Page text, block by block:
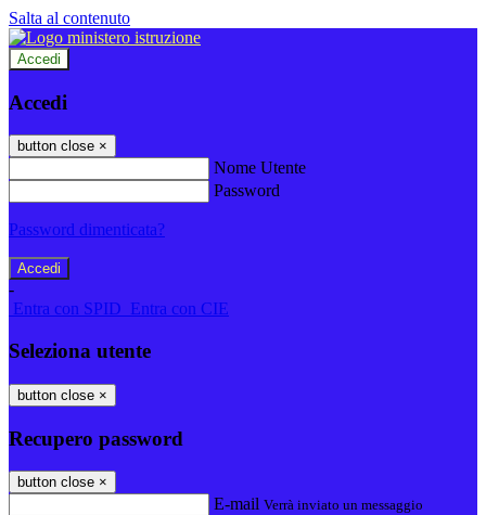
Salta al contenuto
Accedi
Accedi
button close ×
Nome Utente
Password
Password dimenticata?
-
Entra con SPID Entra con CIE
Seleziona utente
button close ×
Recupero password
button close ×
E-mail Verrà inviato un messaggio